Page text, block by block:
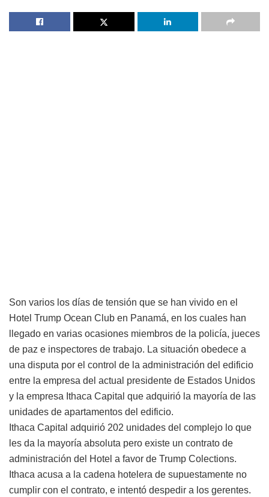
Son varios los días de tensión que se han vivido en el
Hotel Trump Ocean Club en Panamá, en los cuales han
llegado en varias ocasiones miembros de la policía, jueces
de paz e inspectores de trabajo. La situación obedece a
una disputa por el control de la administración del edificio
entre la empresa del actual presidente de Estados Unidos
y la empresa Ithaca Capital que adquirió la mayoría de las
unidades de apartamentos del edificio.
Ithaca Capital adquirió 202 unidades del complejo lo que
les da la mayoría absoluta pero existe un contrato de
administración del Hotel a favor de Trump Colections.
Ithaca acusa a la cadena hotelera de supuestamente no
cumplir con el contrato, e intentó despedir a los gerentes.